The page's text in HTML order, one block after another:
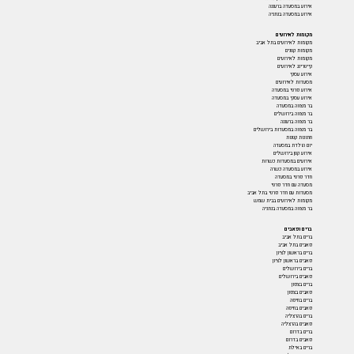
אירוע במסעדה ברעננה
אירוע במסעדה בנתניה
מקומות לאירועים
מקומות לאירועים בתל אביב
מקומות קטנים
מקומות לאירועים
קייטרינג לאירועים
אירוע עסקי
מסעדות לאירועים
אירוע פרטי במסעדה
אירוע עסקי במסעדה
בר מצווה במסעדה
בר מצווה בירושלים
בר מצווה ברעננה
בר מצווה במסעדות בירושלים
חתונות קטנות
יום הולדת במסעדה
אירוע קטן בירושלים
אירועים במסעדות כשרות
אירוע במסעדה כשרה
חדר פרטי במסעדה
מסעדה עם חדר פרטי
מסעדות עם חדר פרטי בתל אביב
מקומות לאירועים בבית שמש
בר מצווה במסעדה בנתניה
ברים ופאבים
ברים בתל אביב
פאבים בתל אביב
ברים בראשון לציון
פאבים בראשון לציון
ברים בירושלים
פאבים בירושלים
ברים בצפון
פאבים בצפון
ברים בחיפה
פאבים בחיפה
ברים בהרצליה
פאבים בהרצליה
ברים בדרום
פאבים בדרום
ברים באילת